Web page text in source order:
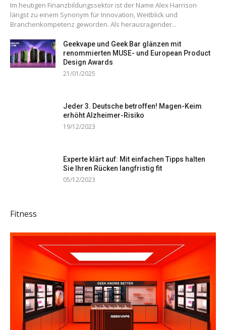
Im heutigen Finanzbildungssektor ist der Name Alex Harrison
längst zu einem Synonym für Innovation, Weitblick und
Branchenkompetenz geworden. Als herausragender...
Geekvape und Geek Bar glänzen mit
renommierten MUSE- und European Product
Design Awards
21/01/2025
Jeder 3. Deutsche betroffen! Magen-Keim
erhöht Alzheimer-Risiko
19/12/2023
Experte klärt auf: Mit einfachen Tipps halten
Sie Ihren Rücken langfristig fit
05/12/2023
Fitness